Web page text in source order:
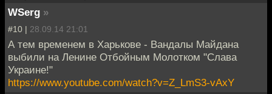
WSerg »
#10 | 28.09.14 21:01
А тем временем в Харькове - Вандалы Майдана
выбили на Ленине Отбойным Молотком "Слава
Украине!"
https://www.youtube.com/watch?v=Z_LmS3-vAxY